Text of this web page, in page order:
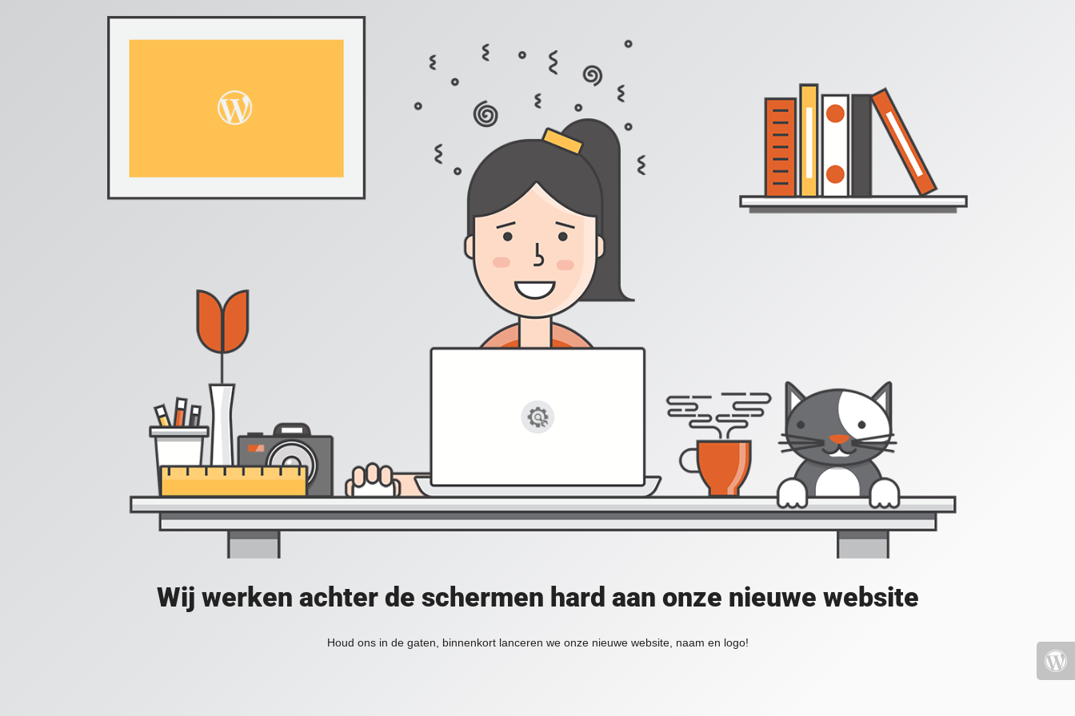
Wij werken achter de schermen hard aan onze nieuwe website
Houd ons in de gaten, binnenkort lanceren we onze nieuwe website, naam en logo!